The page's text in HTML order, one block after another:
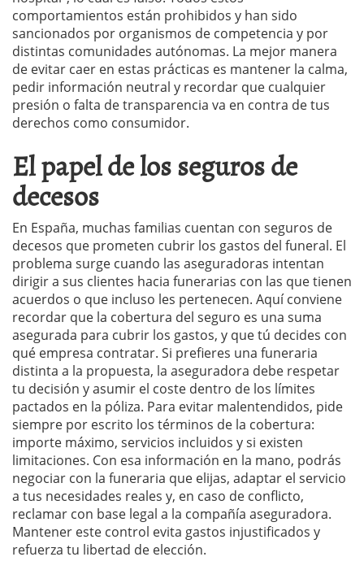
comportamientos están prohibidos y han sido
sancionados por organismos de competencia y por
distintas comunidades autónomas. La mejor manera
de evitar caer en estas prácticas es mantener la calma,
pedir información neutral y recordar que cualquier
presión o falta de transparencia va en contra de tus
derechos como consumidor.
El papel de los seguros de
decesos
En España, muchas familias cuentan con seguros de
decesos que prometen cubrir los gastos del funeral. El
problema surge cuando las aseguradoras intentan
dirigir a sus clientes hacia funerarias con las que tienen
acuerdos o que incluso les pertenecen. Aquí conviene
recordar que la cobertura del seguro es una suma
asegurada para cubrir los gastos, y que tú decides con
qué empresa contratar. Si prefieres una funeraria
distinta a la propuesta, la aseguradora debe respetar
tu decisión y asumir el coste dentro de los límites
pactados en la póliza. Para evitar malentendidos, pide
siempre por escrito los términos de la cobertura:
importe máximo, servicios incluidos y si existen
limitaciones. Con esa información en la mano, podrás
negociar con la funeraria que elijas, adaptar el servicio
a tus necesidades reales y, en caso de conflicto,
reclamar con base legal a la compañía aseguradora.
Mantener este control evita gastos injustificados y
refuerza tu libertad de elección.